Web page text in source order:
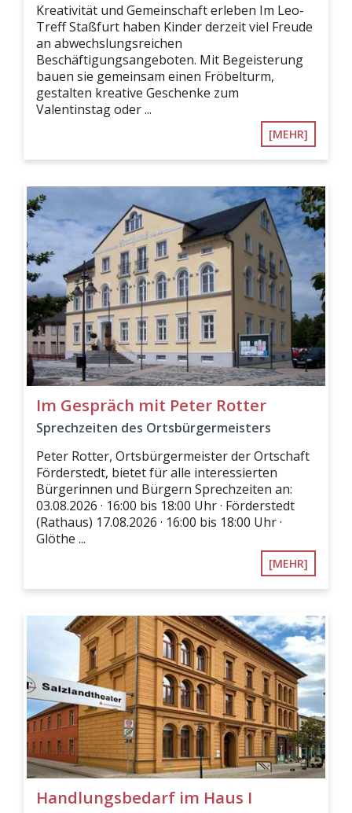
Kreativität und Gemeinschaft erleben Im Leo-
Treff Staßfurt haben Kinder derzeit viel Freude
an abwechslungsreichen
Beschäftigungsangeboten. Mit Begeisterung
bauen sie gemeinsam einen Fröbelturm,
gestalten kreative Geschenke zum
Valentinstag oder ...
[MEHR]
Im Gespräch mit Peter Rotter
Sprechzeiten des Ortsbürgermeisters
Peter Rotter, Ortsbürgermeister der Ortschaft
Förderstedt, bietet für alle interessierten
Bürgerinnen und Bürgern Sprechzeiten an:
03.08.2026 · 16:00 bis 18:00 Uhr · Förderstedt
(Rathaus) 17.08.2026 · 16:00 bis 18:00 Uhr ·
Glöthe ...
[MEHR]
Handlungsbedarf im Haus I